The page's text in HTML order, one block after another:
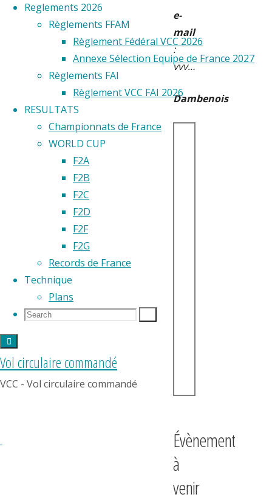
Reglements 2026
Règlements FFAM
Règlement Fédéral VCC 2026
Annexe Sélection Equipe de France 2027
Règlements FAI
Règlement VCC FAI 2026
RESULTATS
Championnats de France
WORLD CUP
F2A
F2B
F2C
F2D
F2F
F2G
Records de France
Technique
Plans
Search
Search
Vol circulaire commandé
VCC - Vol circulaire commandé
e-
mail
:
vvv…
Dambenois
Évènement
à
venir